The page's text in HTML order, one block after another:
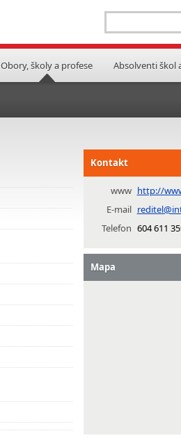
Obory, školy a profese Absolventi škol
Kontakt
www http://
E-mail
Telefon 604 611
Mapa